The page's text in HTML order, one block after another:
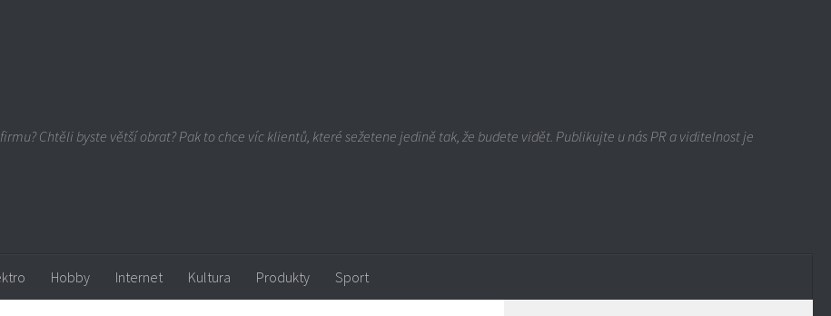
Chtěli byste větší obrat? Pak to chce víc klientů, které sežetene jedině tak, že budete vidět. Publikujte u nás PR a viditelnost je
Hobby Internet Kultura Produkty Sport